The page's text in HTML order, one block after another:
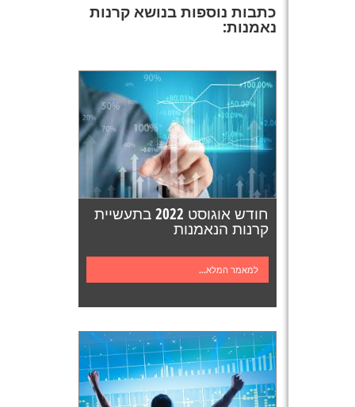
כתבות נוספות בנושא קרנות
נאמנות:
חודש אוגוסט 2022 בתעשיית
קרנות הנאמנות
למאמר המלא...